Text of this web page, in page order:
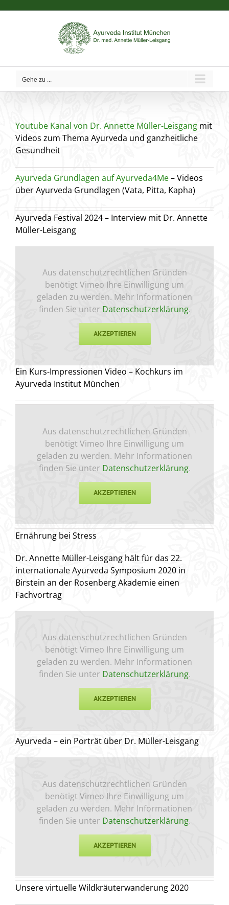
Gehe zu ...
Youtube Kanal von Dr. Annette Müller-Leisgang mit
Videos zum Thema Ayurveda und ganzheitliche
Gesundheit
Ayurveda Grundlagen auf Ayurveda4Me– Videos
über Ayurveda Grundlagen (Vata, Pitta, Kapha)
Ayurveda Festival 2024 – Interview mit Dr. Annette
Müller-Leisgang
Aus datenschutzrechtlichen Gründen
benötigt Vimeo Ihre Einwilligung um
geladen zu werden. Mehr Informationen
finden Sie unter Datenschutzerklärung.
AKZEPTIEREN
Ein Kurs-Impressionen Video – Kochkurs im
Ayurveda Institut München
Aus datenschutzrechtlichen Gründen
benötigt Vimeo Ihre Einwilligung um
geladen zu werden. Mehr Informationen
finden Sie unter Datenschutzerklärung.
AKZEPTIEREN
Ernährung bei Stress
Dr. Annette Müller-Leisgang hält für das 22.
internationale Ayurveda Symposium 2020 in
Birstein an der Rosenberg Akademie einen
Fachvortrag
Aus datenschutzrechtlichen Gründen
benötigt Vimeo Ihre Einwilligung um
geladen zu werden. Mehr Informationen
finden Sie unter Datenschutzerklärung.
AKZEPTIEREN
Ayurveda – ein Porträt über Dr. Müller-Leisgang
Aus datenschutzrechtlichen Gründen
benötigt Vimeo Ihre Einwilligung um
geladen zu werden. Mehr Informationen
finden Sie unter Datenschutzerklärung.
AKZEPTIEREN
Unsere virtuelle Wildkräuterwanderung 2020